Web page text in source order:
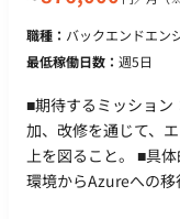
職種： バックエンドエン
最低稼働日数： 週5日
■期待するミッション
加、改修を通じて、
上を図ること。 ■具体的な業務内容： - 基幹システムのオンプレ
環境からAzureへの